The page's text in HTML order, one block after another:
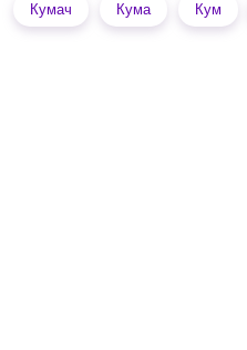
Кумач Кума Кум